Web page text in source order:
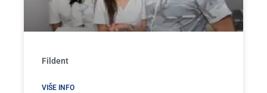
Fildent
VIŠE INFO